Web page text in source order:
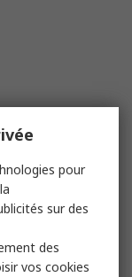
pour
sur des
des
vos cookies